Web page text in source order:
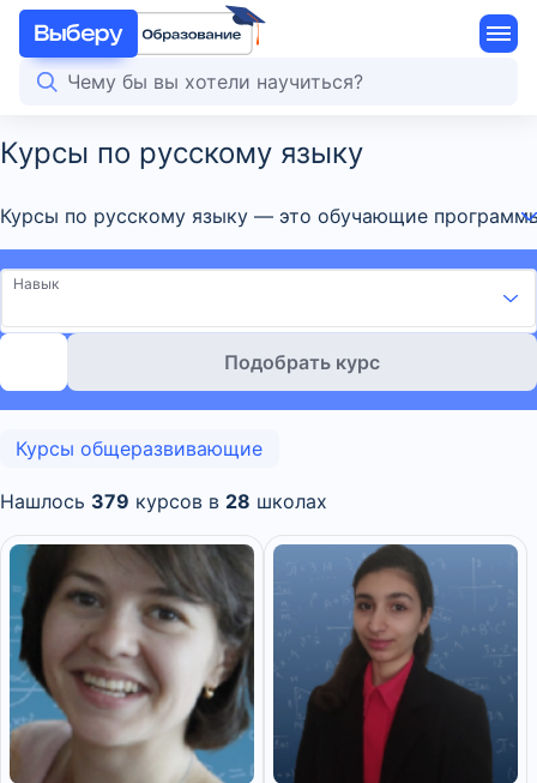
Курсы по русскому языку
Курсы по русскому языку — это обучающие
Навык
Подобрать курс
Курсы общеразвивающие
Нашлось 379 курсов в 28 школах